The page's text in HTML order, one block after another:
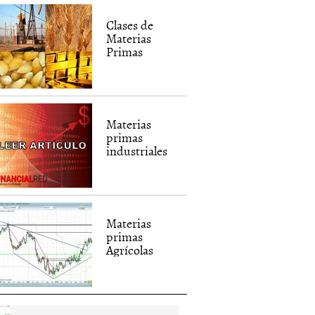
Clases de
Materias
Primas
Materias
primas
industriales
Materias
primas
Agrícolas